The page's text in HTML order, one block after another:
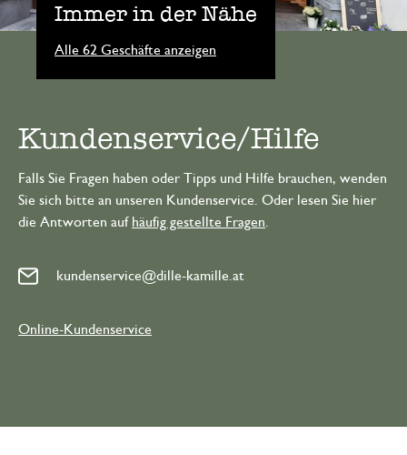
Immer in der Nähe
Alle 62 Geschäfte anzeigen
Kundenservice/Hilfe
Falls Sie Fragen haben oder Tipps und Hilfe brauchen, wenden
Sie sich bitte an unseren Kundenservice. Oder lesen Sie hier
die Antworten auf häufig gestellte Fragen
kundenservice@dille-kamille.at
Online-Kundenservice